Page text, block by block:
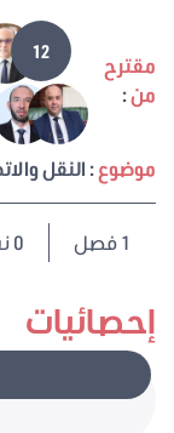
إحصائيات
مقترح
من:
12
موضوع: النقل
1فصل 0 نشريات